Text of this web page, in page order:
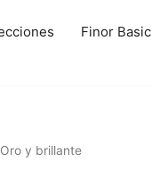
Finor Basic
y brillante